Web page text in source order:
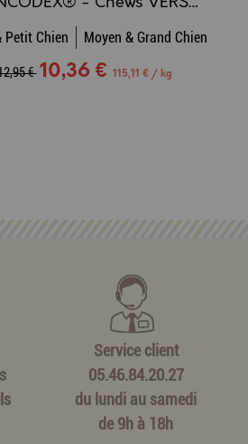
Petit Chien Moyen & Grand Chien
€ 10,36 € 115,11 € / kg
Service client
05.46.84.20.27
du lundi au samedi
de 9h à 18h